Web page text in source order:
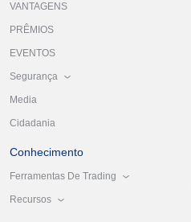
VANTAGENS
PRÊMIOS
EVENTOS
Segurança
Media
Cidadania
Conhecimento
Ferramentas De Trading
Recursos